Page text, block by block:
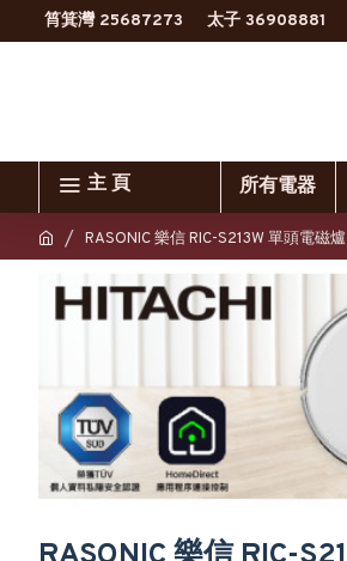
筲箕灣 25687273 太子 36908881
主 頁 所有電器
RASONIC 樂信 RIC-S213W 單頭電磁爐